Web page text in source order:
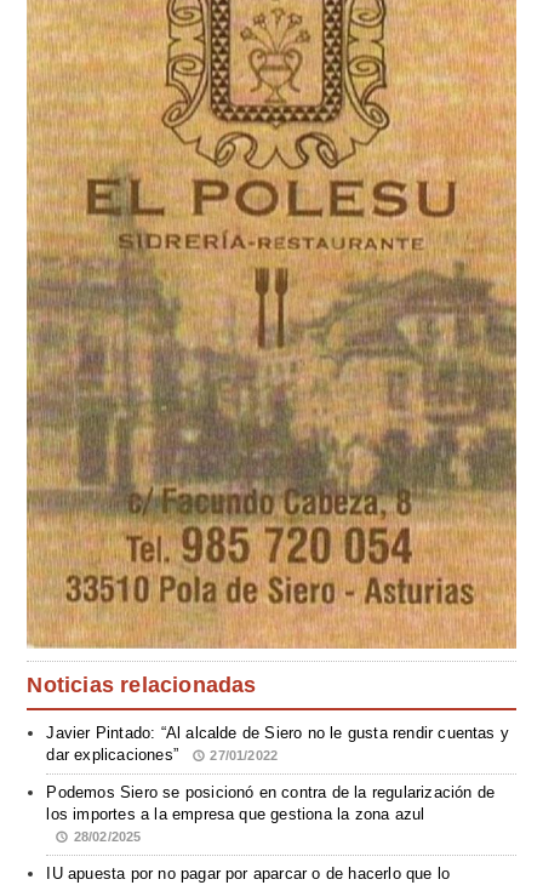
Noticias relacionadas
Javier Pintado: “Al alcalde de Siero no le gusta rendir cuentas y
dar explicaciones”
27/01/2022
Podemos Siero se posicionó en contra de la regularización de
los importes a la empresa que gestiona la zona azul
28/02/2025
IU apuesta por no pagar por aparcar o de hacerlo que lo